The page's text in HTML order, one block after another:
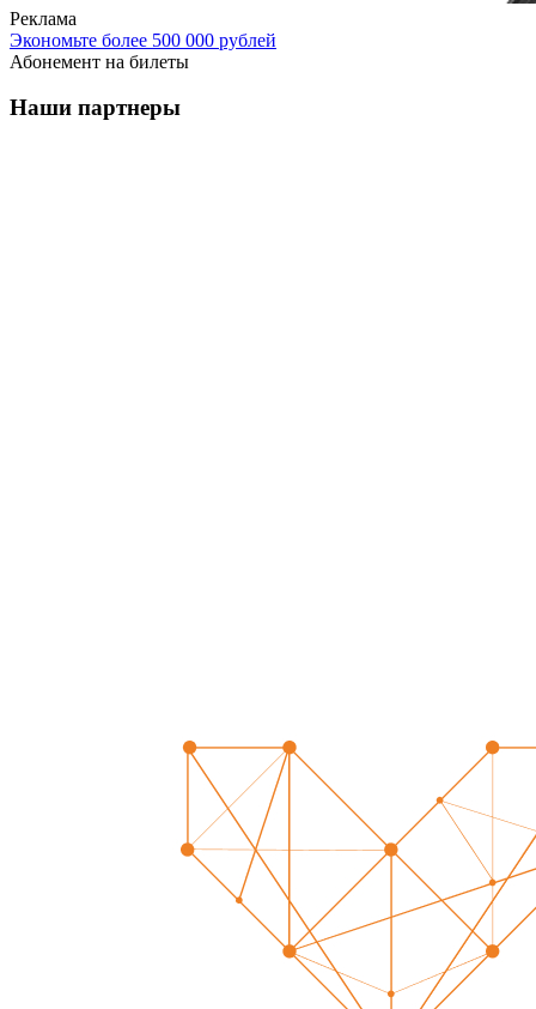
Реклама
Экономьте более 500 000 рублей
Абонемент на билеты
Наши партнеры